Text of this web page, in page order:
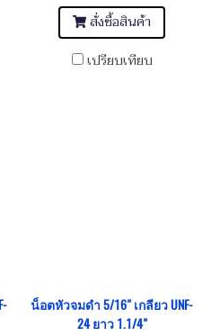
สั่งซื้อสินค้า
เปรียบเทียบ
น็อตหัวจมดำ 5/16" เกลียว UNF-
24 ยาว 1.1/4"